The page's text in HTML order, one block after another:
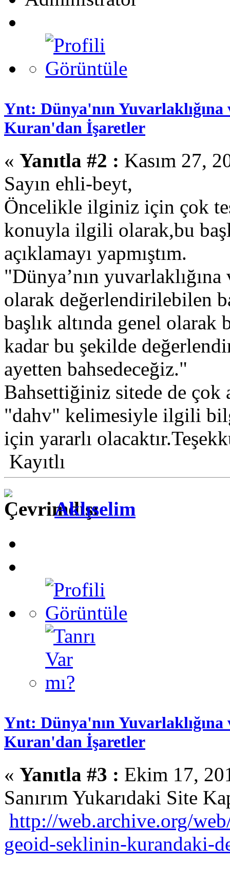
Ynt: Dünya'nın
Kuran'dan İşaretler
« Yanıtla #2 : Kasım 27,
Sayın ehli-beyt,
Öncelikle ilginiz için çok
konuyla ilgili olarak,bu
açıklamayı yapmıştım.
"Dünya’nın
olarak değerlendirilebilen
başlık altında genel olarak
kadar bu şekilde
ayetten bahsedeceğiz."
Bahsettiğiniz sitede de çok
"dahv" kelimesiyle ilgili
için yararlı
Kayıtlı
Aklıselim
Ynt: Dünya'nın
Kuran'dan İşaretler
« Yanıtla #3 : Ekim 17,
Sanırım Yukarıdaki Site
http://web.archive.org/
geoid-seklinin-kurandaki-